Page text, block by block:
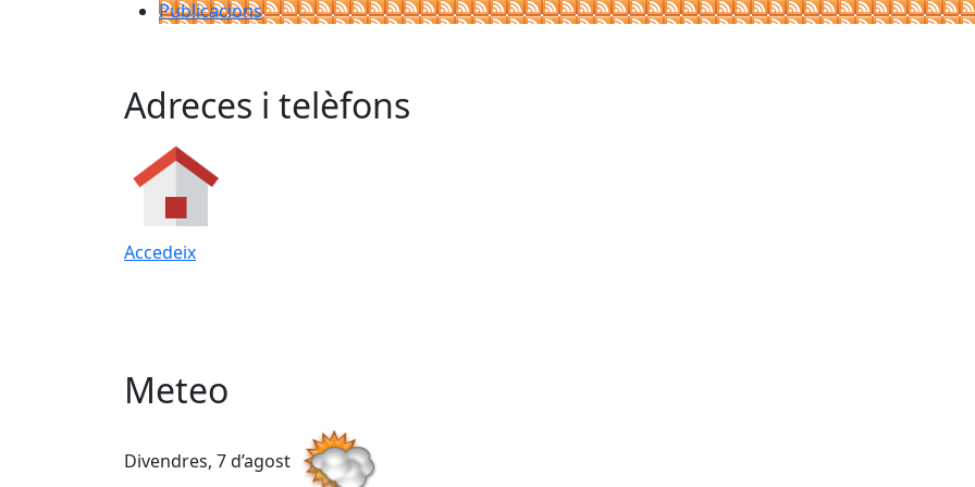
Publicacions
Adreces i telèfons
Accedeix
Meteo
Divendres, 7 d’agost